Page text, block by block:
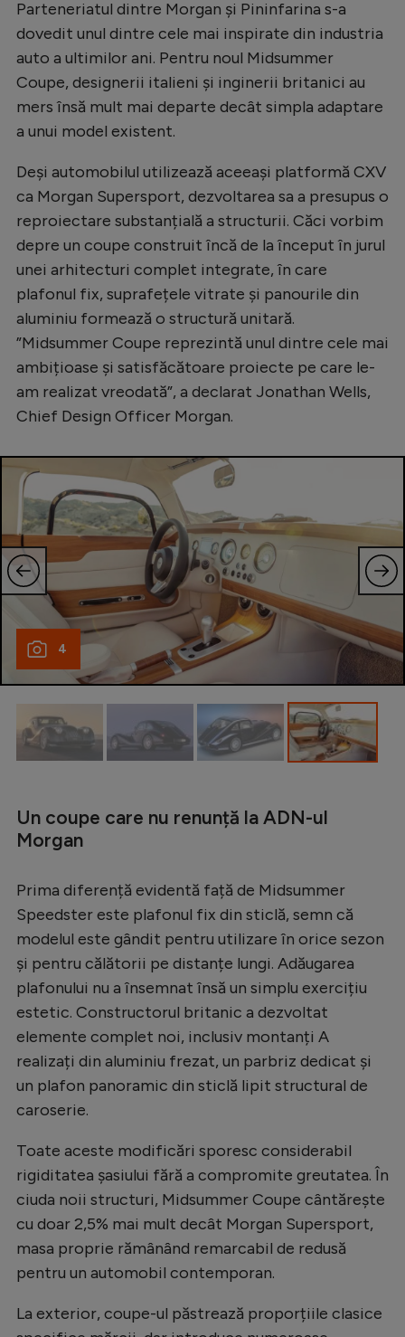
Handbal
Natație
Formula 1
Gimnastică
Auto
Rugby
Ciclism
Alte sporturi
JO 2024
JO 2026
Intră în cont
Creează cont
Parteneriatul dintre Morgan și Pininfarina s-a
dovedit unul dintre cele mai inspirate din industria
auto a ultimilor ani. Pentru noul Midsummer
Coupe, designerii italieni și inginerii britanici au
mers însă mult mai departe decât simpla adaptare
a unui model existent.
Deși automobilul utilizează aceeași platformă CXV
ca Morgan Supersport, dezvoltarea sa a presupus o
reproiectare substanțială a structurii. Căci vorbim
depre un coupe construit încă de la început în jurul
unei arhitecturi complet integrate, în care
plafonul fix, suprafețele vitrate și panourile din
aluminiu formează o structură unitară.
”Midsummer Coupe reprezintă unul dintre cele mai
ambițioase și satisfăcătoare proiecte pe care le-
am realizat vreodată”, a declarat Jonathan Wells,
Chief Design Officer Morgan.
4
Un coupe care nu renunță la ADN-ul
Morgan
Prima diferență evidentă față de Midsummer
Speedster este plafonul fix din sticlă, semn că
modelul este gândit pentru utilizare în orice sezon
și pentru călătorii pe distanțe lungi. Adăugarea
plafonului nu a însemnat însă un simplu exercițiu
estetic. Constructorul britanic a dezvoltat
elemente complet noi, inclusiv montanți A
realizați din aluminiu frezat, un parbriz dedicat și
un plafon panoramic din sticlă lipit structural de
caroserie.
Toate aceste modificări sporesc considerabil
rigiditatea șasiului fără a compromite greutatea. În
ciuda noii structuri, Midsummer Coupe cântărește
cu doar 2,5% mai mult decât Morgan Supersport,
masa proprie rămânând remarcabil de redusă
pentru un automobil contemporan.
La exterior, coupe-ul păstrează proporțiile clasice